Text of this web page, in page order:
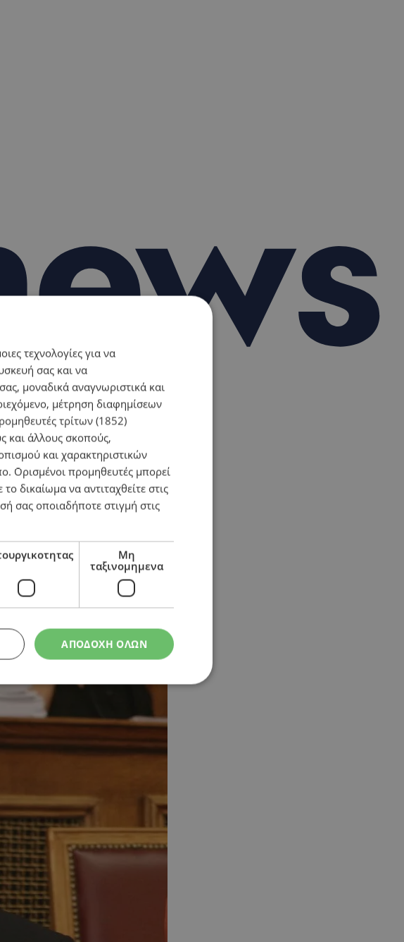
και διεκδικητική
τεχνολογίες για να
σας και να
μοναδικά αναγνωριστικά και
μέτρηση διαφημίσεων
τρίτων (1852)
και άλλους σκοπούς,
και χαρακτηριστικών
Ορισμένοι προμηθευτές μπορεί
δικαίωμα να αντιταχθείτε στις
σας οποιαδήποτε στιγμή στις
Μη
ταξινομημενα
ΑΠΟΔΟΧΗ ΟΛΩΝ